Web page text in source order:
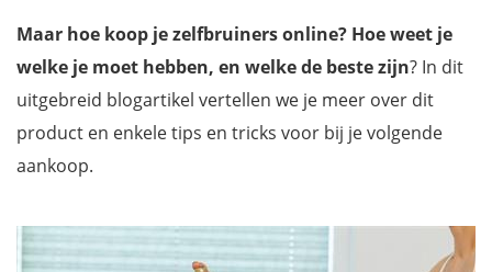
Maar hoe koop je zelfbruiners online? Hoe weet je
welke je moet hebben, en welke de beste zijn? In dit
uitgebreid blogartikel vertellen we je meer over dit
product en enkele tips en tricks voor bij je volgende
aankoop.